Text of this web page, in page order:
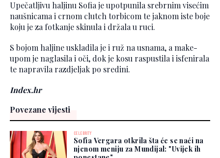
Upečatljivu haljinu Sofia je upotpunila srebrnim visećim
naušnicama i crnom clutch torbicom te jaknom iste boje
koju je za fotkanje skinula i držala u ruci.
S bojom haljine uskladila je i ruž na usnama, a make-
upom je naglasila i oči, dok je kosu raspustila i isfenirala
te napravila razdjeljak po sredini.
Index.hr
Povezane vijesti
CELEBRITY
Sofia Vergara otkrila šta će se naći na
njenom meniju za Mundijal: "Uvijek ih